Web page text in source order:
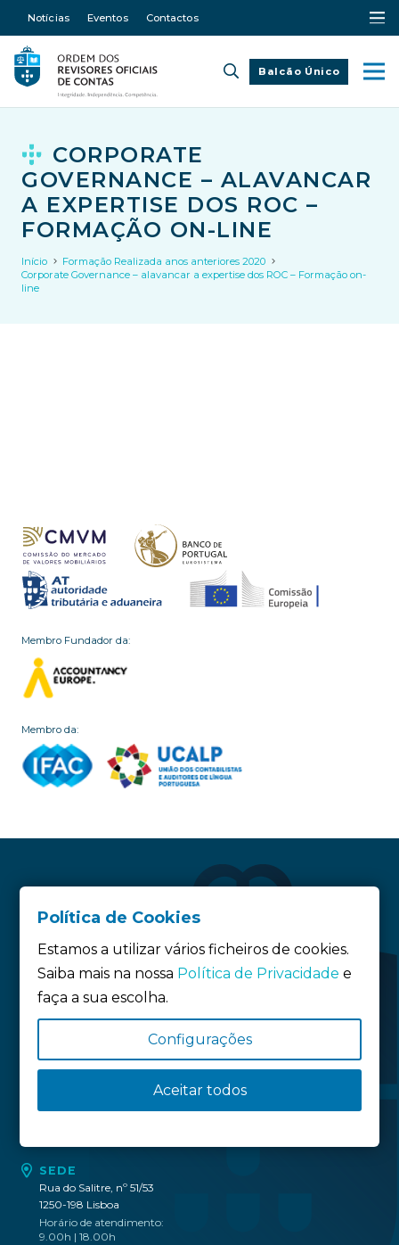
Notícias Eventos Contactos
Balcão Único
CORPORATE
GOVERNANCE – ALAVANCAR
A EXPERTISE DOS ROC –
FORMAÇÃO ON-LINE
Início
Formação Realizada anos anteriores 2020
Corporate Governance – alavancar a expertise dos ROC – Formação on-
line
Membro Fundador da:
Membro da:
Política de Cookies
SEDE
Rua do Salitre, nº 51/53
1250-198 Lisboa
Horário de atendimento:
9.00h | 18.00h
Política de Cookies
Estamos a utilizar vários ficheiros de cookies.
Saiba mais na nossa Política de Privacidade e
faça a sua escolha.
Configurações
Aceitar todos